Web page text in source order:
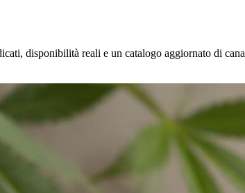
disponibilità reali e un catalogo aggiornato di